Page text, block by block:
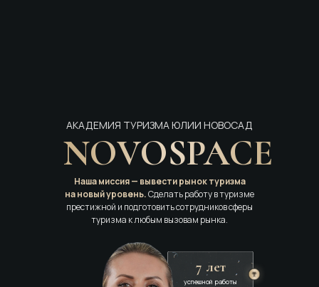
7 лет
успешной работы
NOVOSPACE
АКАДЕМИЯ ТУРИЗМА ЮЛИИ НОВОСАД
Наша миссия — вывести рынок туризма
на новый уровень.Сделать работу в туризме
престижной и подготовить сотрудников сферы
туризма к любым вызовам рынка.